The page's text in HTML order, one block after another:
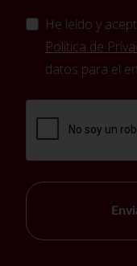
He leído y
Política de
datos para el